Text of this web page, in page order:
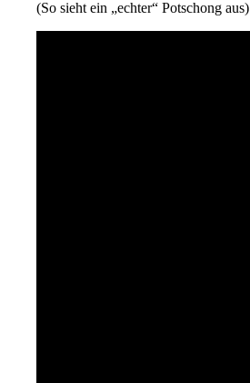
(So sieht ein „echter“ Potschong aus)